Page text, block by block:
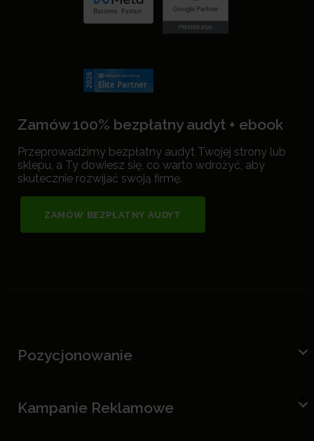
Zamów 100% bezpłatny audyt + ebook
Przeprowadzimy bezpłatny audyt Twojej strony lub
sklepu, a Ty dowiesz się, co warto wdrożyć, aby
skutecznie rozwijać swoją firmę.
ZAMÓW BEZPŁATNY AUDYT
Pozycjonowanie
Kampanie Reklamowe